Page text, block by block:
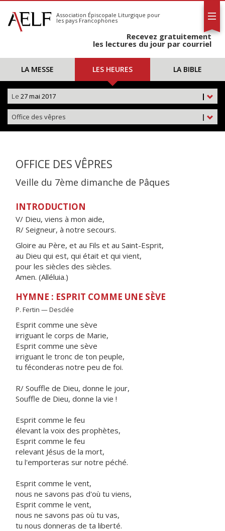
S'abonner
Calendrier
Association Épiscopale Liturgique pour
les pays Francophones
Recevez gratuitement
les lectures du jour par courriel
LA MESSE LES HEURES LA BIBLE
|
Le 27 mai 2017
|
Office des vêpres
OFFICE DES VÊPRES
Veille du 7ème dimanche de Pâques
INTRODUCTION
V/ Dieu, viens à mon aide,
R/ Seigneur, à notre secours.
Gloire au Père, et au Fils et au Saint-Esprit,
au Dieu qui est, qui était et qui vient,
pour les siècles des siècles.
Amen. (Alléluia.)
HYMNE : ESPRIT COMME UNE SÈVE
P. Fertin — Desclée
Esprit comme une sève
irriguant le corps de Marie,
Esprit comme une sève
irriguant le tronc de ton peuple,
tu féconderas notre peu de foi.
R/ Souffle de Dieu, donne le jour,
Souffle de Dieu, donne la vie !
Esprit comme le feu
élevant la voix des prophètes,
Esprit comme le feu
relevant Jésus de la mort,
tu l'emporteras sur notre péché.
Esprit comme le vent,
nous ne savons pas d'où tu viens,
Esprit comme le vent,
nous ne savons pas où tu vas,
tu nous donneras de ta liberté.